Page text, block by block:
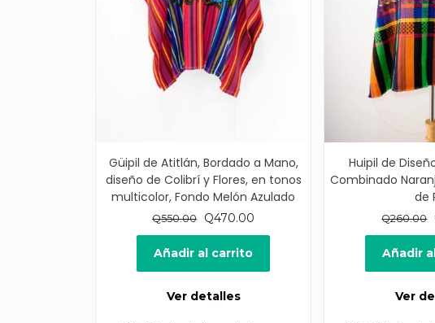
Güipil de Atitlán, Bordado a Mano,
diseño de Colibrí y Flores, en tonos
multicolor, Fondo Melón Azulado
Q550.00
El
precio
original
era:
Q470.00
precio
es:
Añadir al carrito
Ver detalles
Huipil de
Combinado
de
Q260.00
Añadir
Ver